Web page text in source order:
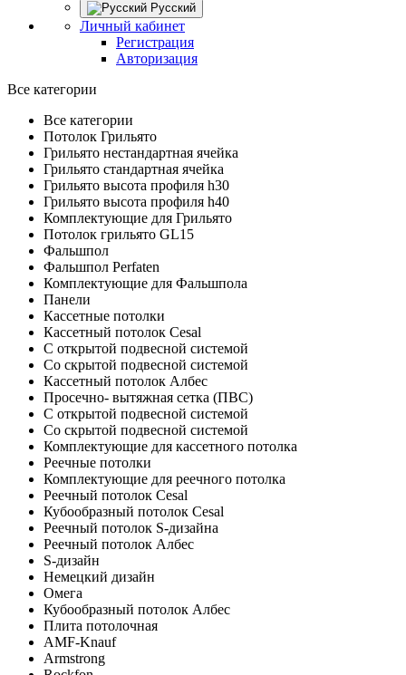
Русский
Личный кабинет
Регистрация
Авторизация
Все категории
Все категории
Потолок Грильято
Грильято нестандартная ячейка
Грильято стандартная ячейка
Грильято высота профиля h30
Грильято высота профиля h40
Комплектующие для Грильято
Потолок грильято GL15
Фальшпол
Фальшпол Perfaten
Комплектующие для Фальшпола
Панели
Кассетные потолки
Кассетный потолок Cesal
C открытой подвесной системой
Со скрытой подвесной системой
Кассетный потолок Албес
Просечно- вытяжная сетка (ПВС)
С открытой подвесной системой
Со скрытой подвесной системой
Комплектующие для кассетного потолка
Реечные потолки
Комплектующие для реечного потолка
Реечный потолок Cesal
Кубообразный потолок Cesal
Реечный потолок S-дизайна
Реечный потолок Албес
S-дизайн
Немецкий дизайн
Омега
Кубообразный потолок Албес
Плита потолочная
AMF-Knauf
Armstrong